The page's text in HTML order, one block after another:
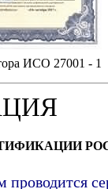
ИСО 27001 - 1
проводится